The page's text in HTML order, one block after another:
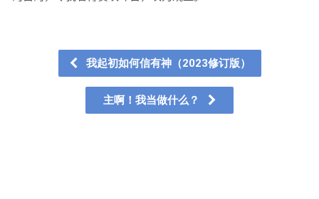
我起初如何信有神（2023修订版）
主啊！我当做什么？